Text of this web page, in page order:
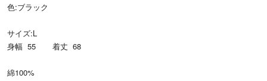
色:ブラック
サイズ:L
身幅 55 着丈 68
綿100%